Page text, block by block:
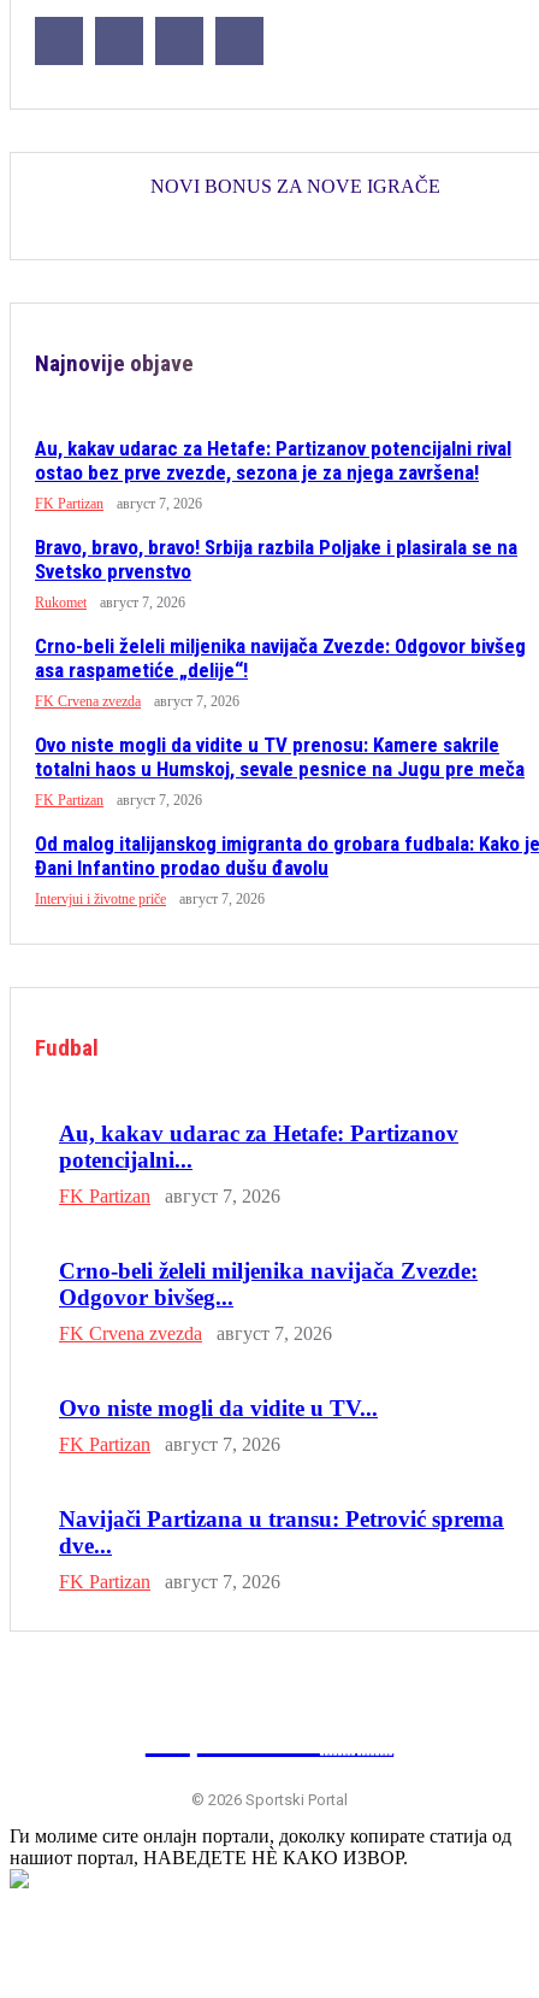
NOVI BONUS ZA NOVE IGRAČE
Najnovije objave
Au, kakav udarac za Hetafe: Partizanov potencijalni rival
ostao bez prve zvezde, sezona je za njega završena!
FK Partizan август 7, 2026
Bravo, bravo, bravo! Srbija razbila Poljake i plasirala se na
Svetsko prvenstvo
Rukomet август 7, 2026
Crno-beli želeli miljenika navijača Zvezde: Odgovor bivšeg
asa raspametiće „delije“!
FK Crvena zvezda август 7, 2026
Ovo niste mogli da vidite u TV prenosu: Kamere sakrile
totalni haos u Humskoj, sevale pesnice na Jugu pre meča
FK Partizan август 7, 2026
Od malog italijanskog imigranta do grobara fudbala: Kako je
Đani Infantino prodao dušu đavolu
Intervjui i životne priče август 7, 2026
Fudbal
Au, kakav udarac za Hetafe: Partizanov
potencijalni...
FK Partizan август 7, 2026
Crno-beli želeli miljenika navijača Zvezde:
Odgovor bivšeg...
FK Crvena zvezda август 7, 2026
Ovo niste mogli da vidite u TV...
FK Partizan август 7, 2026
Navijači Partizana u transu: Petrović sprema
dve...
FK Partizan август 7, 2026
© 2026 Sportski Portal
Ги молиме сите онлајн портали, доколку копирате статија од
нашиот портал, НАВЕДЕТЕ НÈ КАКО ИЗВОР.